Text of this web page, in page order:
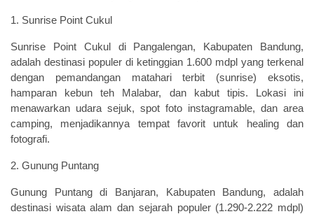
1. Sunrise Point Cukul
Sunrise Point Cukul di Pangalengan, Kabupaten Bandung,
adalah destinasi populer di ketinggian 1.600 mdpl yang terkenal
dengan pemandangan matahari terbit (sunrise) eksotis,
hamparan kebun teh Malabar, dan kabut tipis. Lokasi ini
menawarkan udara sejuk, spot foto instagramable, dan area
camping, menjadikannya tempat favorit untuk healing dan
fotografi.
2. Gunung Puntang
Gunung Puntang di Banjaran, Kabupaten Bandung, adalah
destinasi wisata alam dan sejarah populer (1.290-2.222 mdpl)